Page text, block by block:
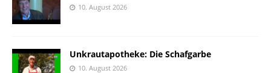
10. August 2026
Unkrautapotheke: Die Schafgarbe
10. August 2026